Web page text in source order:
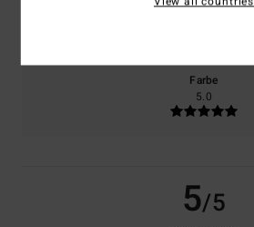
Farbe
5.0
5/5